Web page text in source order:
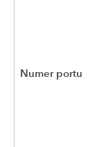
Numer portu